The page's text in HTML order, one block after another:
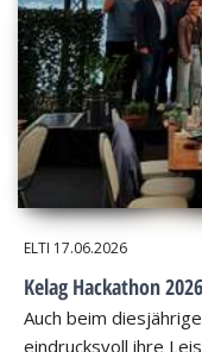
ELTI 17.06.2026
Kelag Hackathon
Auch beim
eindrucksvoll ihre